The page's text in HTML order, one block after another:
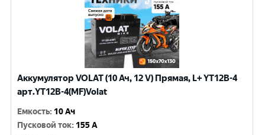
Аккумулятор VOLAT (10 Ач, 12 V) Прямая, L+ YT12B-4
арт.YT12B-4(MF)Volat
Емкость: 10 Ач
Пусковой ток: 155 A